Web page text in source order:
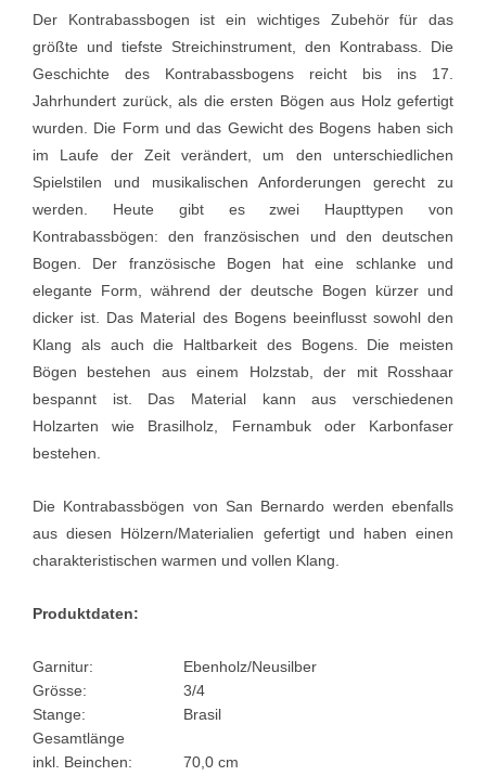
Der Kontrabassbogen ist ein wichtiges Zubehör für das
größte und tiefste Streichinstrument, den Kontrabass. Die
Geschichte des Kontrabassbogens reicht bis ins 17.
Jahrhundert zurück, als die ersten Bögen aus Holz gefertigt
wurden. Die Form und das Gewicht des Bogens haben sich
im Laufe der Zeit verändert, um den unterschiedlichen
Spielstilen und musikalischen Anforderungen gerecht zu
werden. Heute gibt es zwei Haupttypen von
Kontrabassbögen: den französischen und den deutschen
Bogen. Der französische Bogen hat eine schlanke und
elegante Form, während der deutsche Bogen kürzer und
dicker ist. Das Material des Bogens beeinflusst sowohl den
Klang als auch die Haltbarkeit des Bogens. Die meisten
Bögen bestehen aus einem Holzstab, der mit Rosshaar
bespannt ist. Das Material kann aus verschiedenen
Holzarten wie Brasilholz, Fernambuk oder Karbonfaser
bestehen.
Die Kontrabassbögen von San Bernardo werden ebenfalls
aus diesen Hölzern/Materialien gefertigt und haben einen
charakteristischen warmen und vollen Klang.
Produktdaten:
Garnitur:
Ebenholz/Neusilber
Grösse:
3/4
Stange:
Brasil
Gesamtlänge
inkl. Beinchen:
70,0 cm